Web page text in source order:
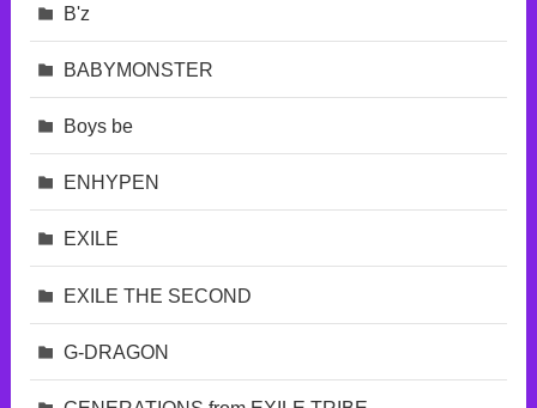
B'z
BABYMONSTER
Boys be
ENHYPEN
EXILE
EXILE THE SECOND
G-DRAGON